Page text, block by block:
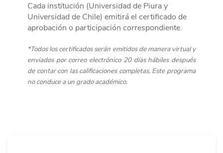
Cada institución (Universidad de Piura y
Universidad de Chile) emitirá el certificado de
aprobación o participación correspondiente.
*Todos los certificados serán emitidos de manera virtual y
enviados por correo electrónico 20 días hábiles después
de contar con las calificaciones completas. Este programa
no conduce a un grado académico.